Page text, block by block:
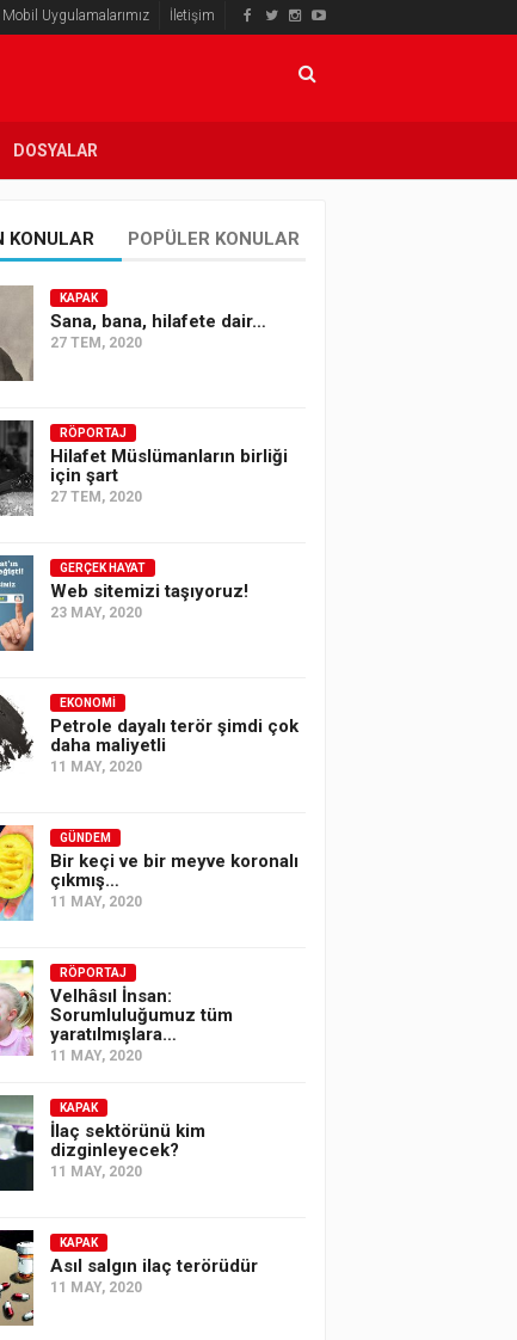
Mobil Uygulamalarımız İletişim
DOSYALAR
KONULAR POPÜLER KONULAR
KAPAK
Sana, bana, hilafete dair…
27 TEM, 2020
RÖPORTAJ
Hilafet Müslümanların birliği
için şart
27 TEM, 2020
GERÇEK HAYAT
Web sitemizi taşıyoruz!
23 MAY, 2020
EKONOMI
Petrole dayalı terör şimdi çok
daha maliyetli
11 MAY, 2020
GÜNDEM
Bir keçi ve bir meyve koronalı
çıkmış…
11 MAY, 2020
RÖPORTAJ
Velhâsıl İnsan:
Sorumluluğumuz tüm
yaratılmışlara…
11 MAY, 2020
KAPAK
İlaç sektörünü kim
dizginleyecek?
11 MAY, 2020
KAPAK
Asıl salgın ilaç terörüdür
11 MAY, 2020